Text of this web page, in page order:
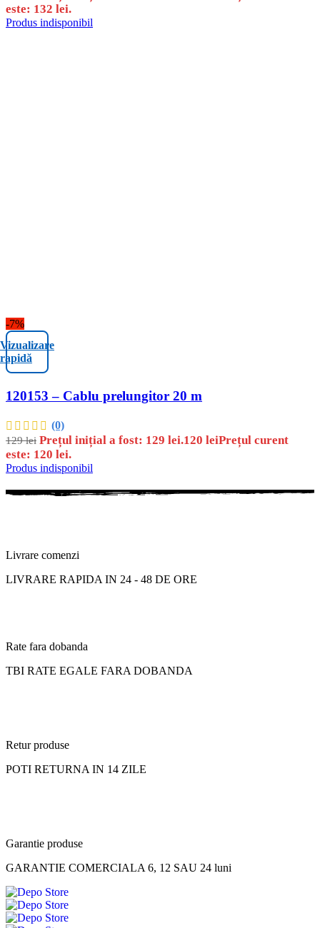
este: 132 lei.
Produs indisponibil
-7%
Vizualizare
rapidă
120153 – Cablu prelungitor 20 m
(0)
129lei Prețul inițial a fost: 129 lei.120 leiPrețul curent
este: 120 lei.
Produs indisponibil
Livrare comenzi
LIVRARE RAPIDA IN 24 - 48 DE ORE
Rate fara dobanda
TBI RATE EGALE FARA DOBANDA
Retur produse
POTI RETURNA IN 14 ZILE
Garantie produse
GARANTIE COMERCIALA 6, 12 SAU 24 luni